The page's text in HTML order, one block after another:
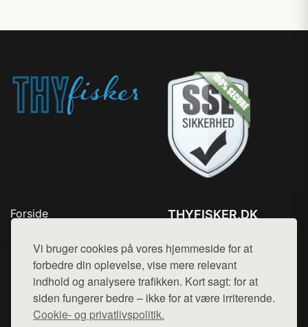
Vi bruger cookies på vores hjemmeside for at
forbedre din oplevelse, vise mere relevant
indhold og analysere trafikken. Kort sagt: for at
siden fungerer bedre – ikke for at være irriterende.
Cookie- og privatlivspolitik.
Forside
Top Rabatter
Kontakt
THYFISKER.DK
Mail: hej@want.dk
Cookie- og privatlivspolitik